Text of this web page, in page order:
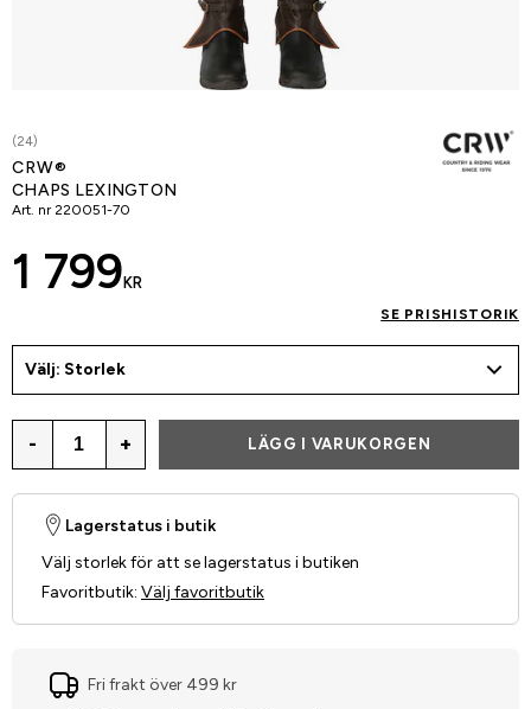
(24)
CRW®
CHAPS LEXINGTON
Art. nr 220051-70
1 799 KR
SE PRISHISTORIK
Välj: Storlek
- + LÄGG I VARUKORGEN
Lagerstatus i butik
Välj storlek för att se lagerstatus i butiken
Favoritbutik: Välj favoritbutik
Fri frakt över 499 kr